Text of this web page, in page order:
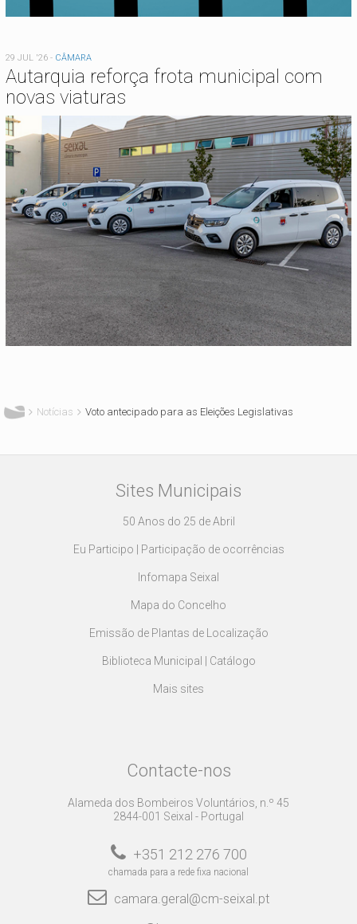
29 JUL '26 - CÂMARA
Autarquia reforça frota municipal com
novas viaturas
Notícias Voto antecipado para as Eleições Legislativas
Sites Municipais
50 Anos do 25 de Abril
Eu Participo | Participação de ocorrências
Infomapa Seixal
Mapa do Concelho
Emissão de Plantas de Localização
Biblioteca Municipal | Catálogo
Mais sites
Contacte-nos
Alameda dos Bombeiros Voluntários, n.º 45
2844-001 Seixal - Portugal
+351 212 276 700
chamada para a rede fixa nacional
camara.geral@cm-seixal.pt